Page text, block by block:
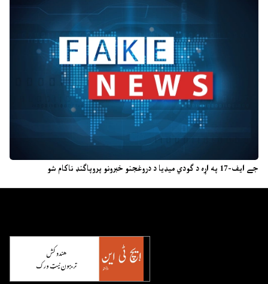
جے ایف-17 په اړه د ګودي میډیا د دروغجنو خبرونو پروپاګنډ ناکام شو